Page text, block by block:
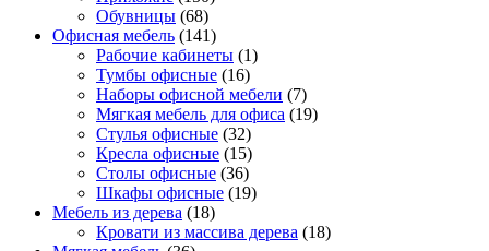
Обувницы (68)
Офисная мебель (141)
Рабочие кабинеты (1)
Тумбы офисные (16)
Наборы офисной мебели (7)
Мягкая мебель для офиса (19)
Стулья офисные (32)
Кресла офисные (15)
Столы офисные (36)
Шкафы офисные (19)
Мебель из дерева (18)
Кровати из массива дерева (18)